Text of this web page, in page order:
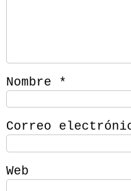
Nombre *
Correo
Web